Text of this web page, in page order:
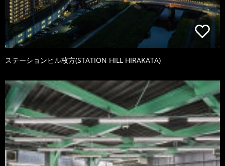
ステーションヒル枚方(STATION HILL HIRAKATA)